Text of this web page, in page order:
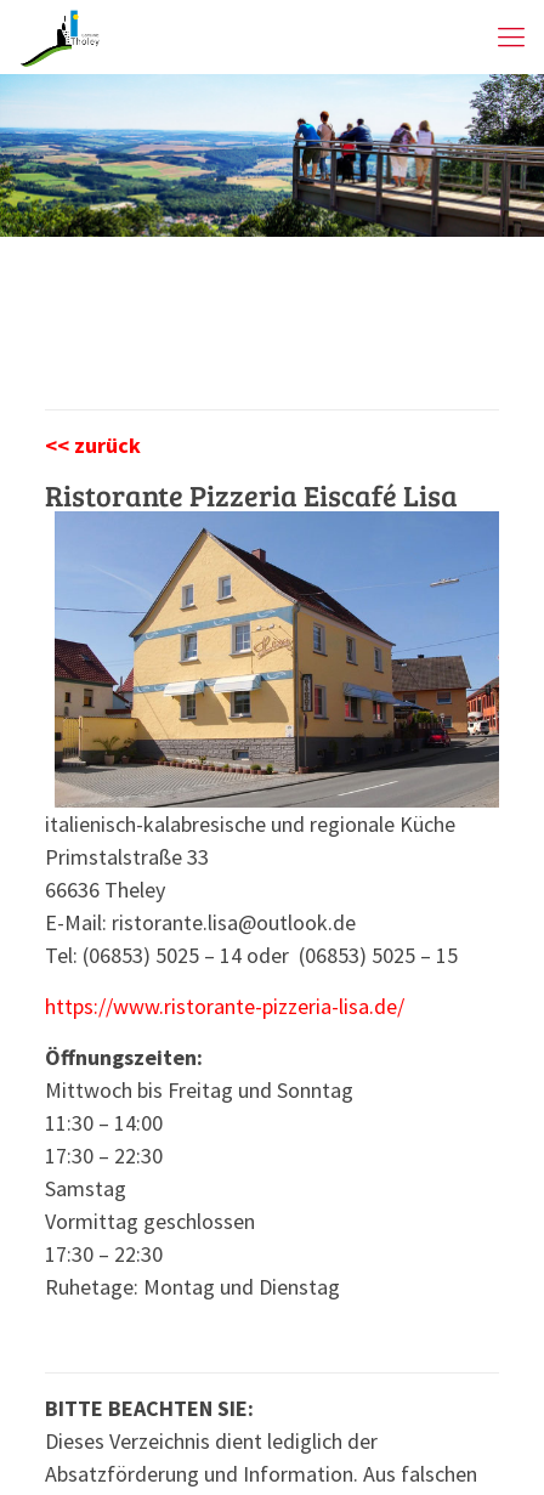
<< zurück
Ristorante Pizzeria Eiscafé Lisa
italienisch-kalabresische und regionale Küche
Primstalstraße 33
66636 Theley
E-Mail: ristorante.lisa@outlook.de
Tel: (06853) 5025 – 14 oder (06853) 5025 – 15
https://www.ristorante-pizzeria-lisa.de/
Öffnungszeiten:
Mittwoch bis Freitag und Sonntag
11:30 – 14:00
17:30 – 22:30
Samstag
Vormittag geschlossen
17:30 – 22:30
Ruhetage: Montag und Dienstag
BITTE BEACHTEN SIE:
Dieses Verzeichnis dient lediglich der
Absatzförderung und Information. Aus falschen